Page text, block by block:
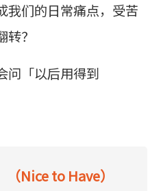
我们的日常痛点，受苦
？
问「以后用得到
Nice to Have）